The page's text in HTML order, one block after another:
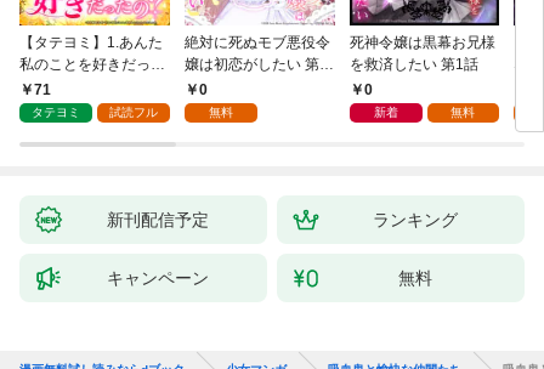
【タテヨミ】1.あんた
私のことを好きだった
の？
71
タテヨミ 試読フル
絶対に死ぬモブ悪役令
嬢は初恋がしたい 第1
話0
無料
死神令嬢は黒幕お兄様
を救済したい 第1話
0
新着 無料
な
新刊配信予定 ランキング
キャンペーン 無料